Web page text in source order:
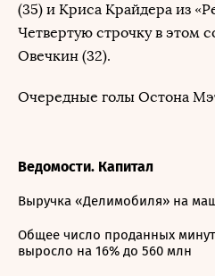
(35) и Криса Крайдера из
Четвертую строчку в этом
Овечкин (32).
Очередные голы Остона
Ведомости. Капитал
Выручка «Делимобиля» на
Общее число проданных минут
выросло на 16% до 560 млн